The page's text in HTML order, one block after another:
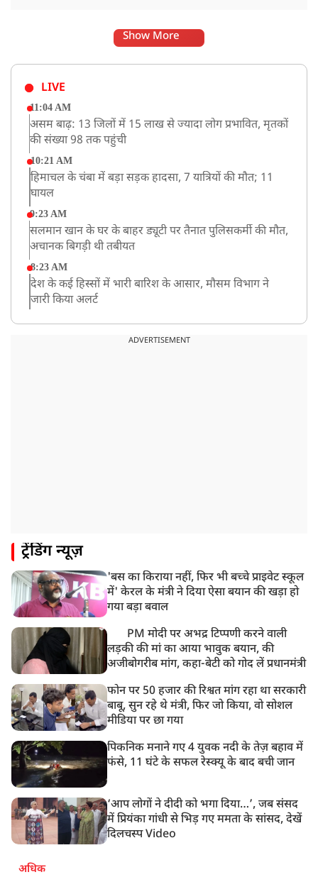
Show More
LIVE
11:04 AM
असम बाढ़: 13 जिलों में 15 लाख से ज्यादा लोग प्रभावित, मृतकों
की संख्या 98 तक पहुंची
10:21 AM
हिमाचल के चंबा में बड़ा सड़क हादसा, 7 यात्रियों की मौत; 11
घायल
9:23 AM
सलमान खान के घर के बाहर ड्यूटी पर तैनात पुलिसकर्मी की मौत,
अचानक बिगड़ी थी तबीयत
8:23 AM
देश के कई हिस्सों में भारी बारिश के आसार, मौसम विभाग ने
जारी किया अलर्ट
भारत समेत 5 देशों पर 100% टैरिफ
ADVERTISEMENT
ट्रेंडिंग न्यूज़
'बस का किराया नहीं, फिर भी बच्चे प्राइवेट स्कूल
में' केरल के मंत्री ने दिया ऐसा बयान की खड़ा हो
गया बड़ा बवाल
PM मोदी पर अभद्र टिप्पणी करने वाली
लड़की की मां का आया भावुक बयान, की
अजीबोगरीब मांग, कहा-बेटी को गोद लें प्रधानमंत्री
फोन पर 50 हजार की रिश्वत मांग रहा था सरकारी
बाबू, सुन रहे थे मंत्री, फिर जो किया, वो सोशल
मीडिया पर छा गया
पिकनिक मनाने गए 4 युवक नदी के तेज़ बहाव में
फंसे, 11 घंटे के सफल रेस्क्यू के बाद बची जान
‘आप लोगों ने दीदी को भगा दिया…’, जब संसद
में प्रियंका गांधी से भिड़ गए ममता के सांसद, देखें
दिलचस्प Video
अधिक